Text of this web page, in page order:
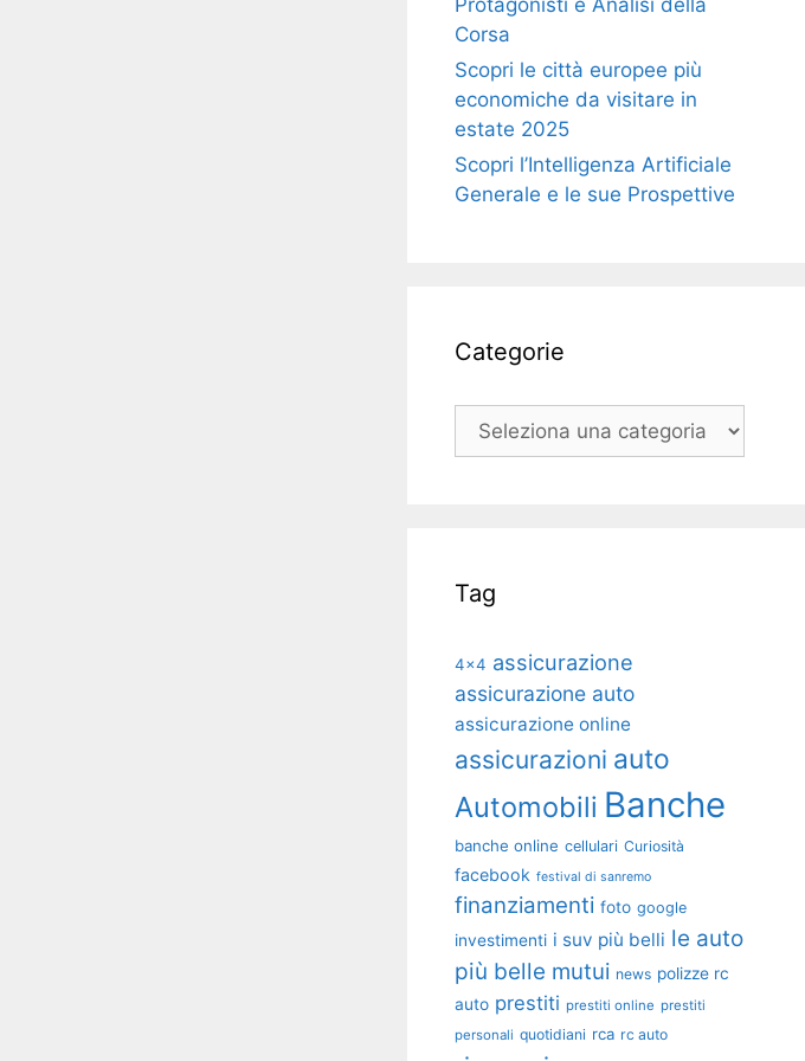
Protagonisti e Analisi della
Corsa
Scopri le città europee più
economiche da visitare in
estate 2025
Scopri l’Intelligenza Artificiale
Generale e le sue Prospettive
Categorie
Categorie
Tag
4x4 assicurazione
assicurazione auto
assicurazione online
assicurazioni auto
Automobili Banche
banche online cellulari Curiosità
facebook festival di sanremo
finanziamenti foto google
investimenti i suv più belli le auto
più belle mutui news polizze rc
auto prestiti prestiti online prestiti
personali quotidiani rca rc auto